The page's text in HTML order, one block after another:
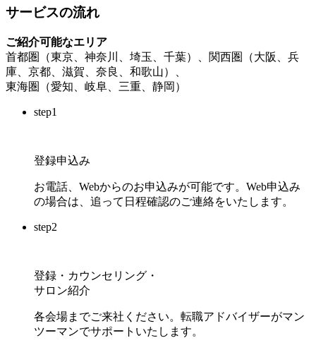
サービスの流れ
ご紹介可能なエリア
首都圏（東京、神奈川、埼玉、千葉）、関西圏（大阪、兵
庫、京都、滋賀、奈良、和歌山）、
東海圏（愛知、岐阜、三重、静岡）
step1
登録申込み
お電話、Webからのお申込みが可能です。Web申込み
の場合は、追って日程確認のご連絡をいたします。
step2
登録・カウンセリング・
サロン紹介
各会場までご来社ください。転職アドバイザーがマン
ツーマンでサポートいたします。